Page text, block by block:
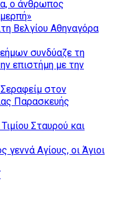
ο άνθρωπος
Βελγίου Αθηναγόρα
συνδύαζε τη
επιστήμη με την
στον
Παρασκευής
Σταυρού και
γεννά Αγίους, οι Άγιοι